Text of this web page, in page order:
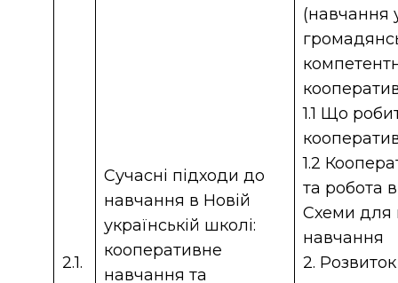
2.1.
Сучасні підходи до
навчання в Новій
українській школі:
кооперативне
навчання та
(навчання
1.1 Що
1.2
та робота
Схеми для
навчання
2.